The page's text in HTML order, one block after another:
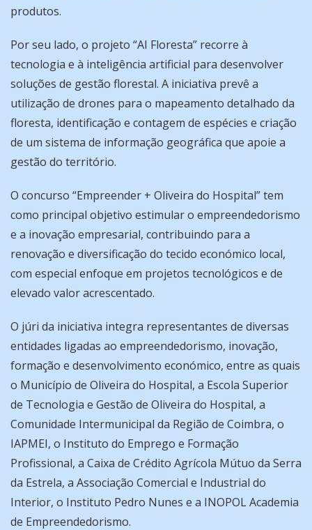
produtos.
Por seu lado, o projeto “AI Floresta” recorre à
tecnologia e à inteligência artificial para desenvolver
soluções de gestão florestal. A iniciativa prevê a
utilização de drones para o mapeamento detalhado da
floresta, identificação e contagem de espécies e criação
de um sistema de informação geográfica que apoie a
gestão do território.
O concurso “Empreender + Oliveira do Hospital” tem
como principal objetivo estimular o empreendedorismo
e a inovação empresarial, contribuindo para a
renovação e diversificação do tecido económico local,
com especial enfoque em projetos tecnológicos e de
elevado valor acrescentado.
O júri da iniciativa integra representantes de diversas
entidades ligadas ao empreendedorismo, inovação,
formação e desenvolvimento económico, entre as quais
o Município de Oliveira do Hospital, a Escola Superior
de Tecnologia e Gestão de Oliveira do Hospital, a
Comunidade Intermunicipal da Região de Coimbra, o
IAPMEI, o Instituto do Emprego e Formação
Profissional, a Caixa de Crédito Agrícola Mútuo da Serra
da Estrela, a Associação Comercial e Industrial do
Interior, o Instituto Pedro Nunes e a INOPOL Academia
de Empreendedorismo.